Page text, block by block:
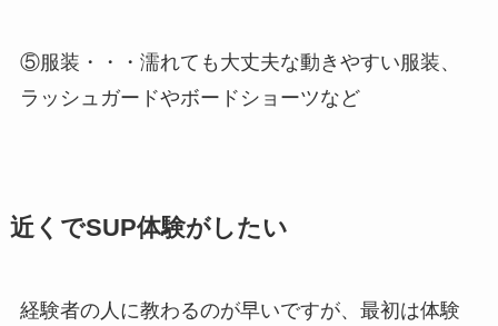
⑤服装・・・濡れても大丈夫な動きやすい服装、
ラッシュガードやボードショーツなど
近くでSUP体験がしたい
経験者の人に教わるのが早いですが、最初は体験